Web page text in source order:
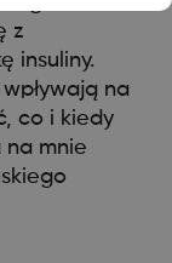
z
insuliny.
na
co i kiedy
na mnie